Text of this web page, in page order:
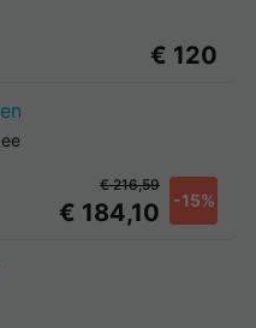
€ 120
€ 184,10 -15%
€ 216,59